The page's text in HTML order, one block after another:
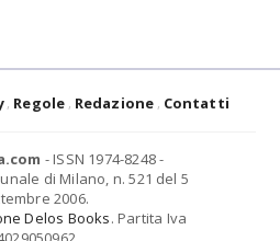
Regole Redazione Contatti
- ISSN 1974-8248 -
di Milano, n. 521 del 5
2006.
Delos Books. Partita Iva